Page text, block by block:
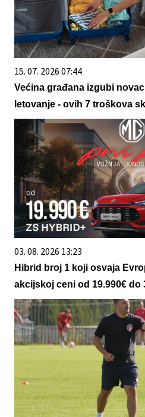
15. 07. 2026 07:44
Većina građana izgubi
letovanje - ovih 7 troškova
03. 08. 2026 13:23
Hibrid broj 1 koji osvaja
akcijskoj ceni od 19.990€ do